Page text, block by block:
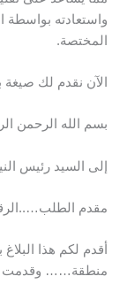
واستعادته بواسطة
المختصة.
الآن نقدم لك
بسم الله الرحمن
إلى السيد رئيس
مقدم
أقدم لكم هذا
منطقة…… وقدمت